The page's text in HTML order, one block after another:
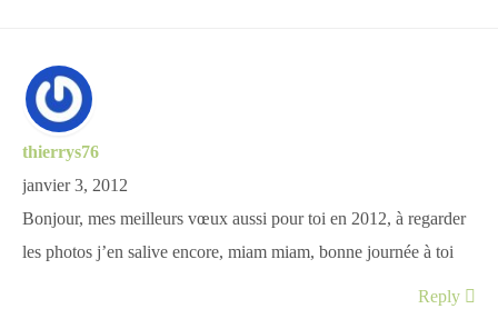
thierrys76
janvier 3, 2012
Bonjour, mes meilleurs vœux aussi pour toi en 2012, à regarder
les photos j’en salive encore, miam miam, bonne journée à toi
Reply